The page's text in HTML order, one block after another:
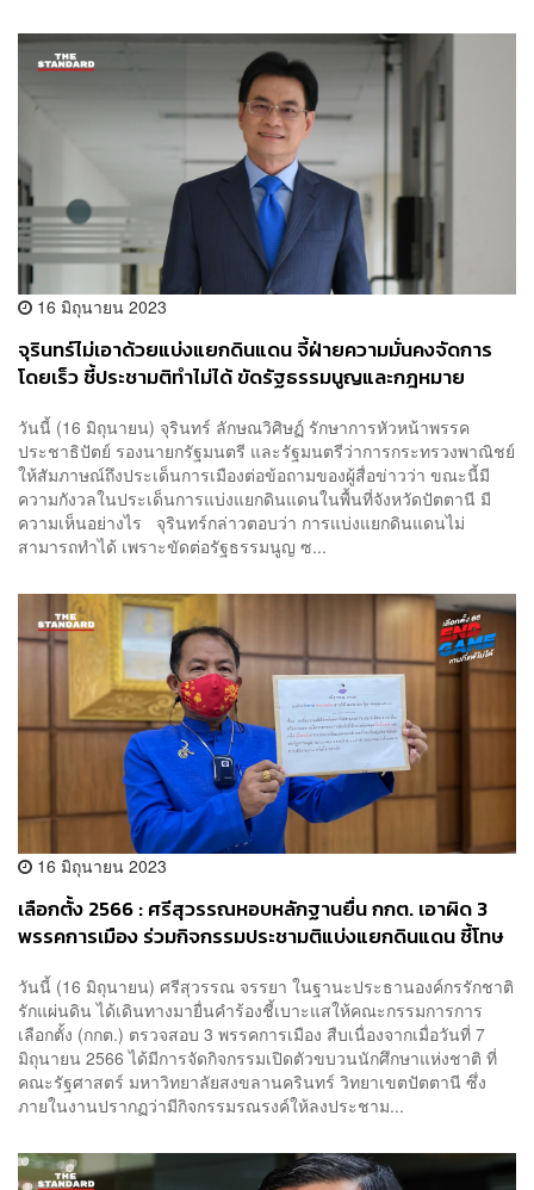
16 มิถุนายน 2023
จุรินทร์ไม่เอาด้วยแบ่งแยกดินแดน จี้ฝ่ายความมั่นคงจัดการ
โดยเร็ว ชี้ประชามติทำไม่ได้ ขัดรัฐธรรมนูญและกฎหมาย
วันนี้ (16 มิถุนายน) จุรินทร์ ลักษณวิศิษฏ์ รักษาการหัวหน้าพรรค
ประชาธิปัตย์ รองนายกรัฐมนตรี และรัฐมนตรีว่าการกระทรวงพาณิชย์
ให้สัมภาษณ์ถึงประเด็นการเมืองต่อข้อถามของผู้สื่อข่าวว่า ขณะนี้มี
ความกังวลในประเด็นการแบ่งแยกดินแดนในพื้นที่จังหวัดปัตตานี มี
ความเห็นอย่างไร จุรินทร์กล่าวตอบว่า การแบ่งแยกดินแดนไม่
สามารถทำได้ เพราะขัดต่อรัฐธรรมนูญ ซ...
16 มิถุนายน 2023
เลือกตั้ง 2566 : ศรีสุวรรณหอบหลักฐานยื่น กกต. เอาผิด 3
พรรคการเมือง ร่วมกิจกรรมประชามติแบ่งแยกดินแดน ชี้โทษ
วันนี้ (16 มิถุนายน) ศรีสุวรรณ จรรยา ในฐานะประธานองค์กรรักชาติ
รักแผ่นดิน ได้เดินทางมายื่นคำร้องชี้เบาะแสให้คณะกรรมการการ
เลือกตั้ง (กกต.) ตรวจสอบ 3 พรรคการเมือง สืบเนื่องจากเมื่อวันที่ 7
มิถุนายน 2566 ได้มีการจัดกิจกรรมเปิดตัวขบวนนักศึกษาแห่งชาติ ที่
คณะรัฐศาสตร์ มหาวิทยาลัยสงขลานครินทร์ วิทยาเขตปัตตานี ซึ่ง
ภายในงานปรากฏว่ามีกิจกรรมรณรงค์ให้ลงประชาม...